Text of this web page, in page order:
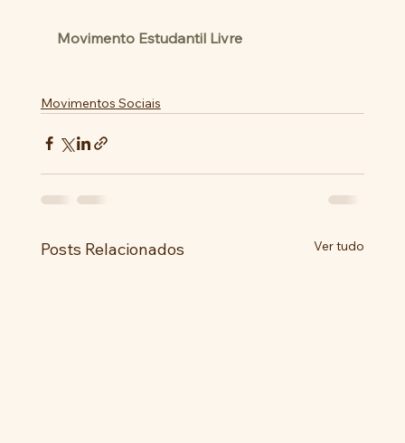
Movimento Estudantil Livre
Movimentos Sociais
Posts Relacionados Ver tudo